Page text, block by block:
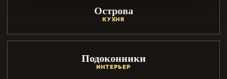
Острова
КУХНЯ
Подоконники
ИНТЕРЬЕР